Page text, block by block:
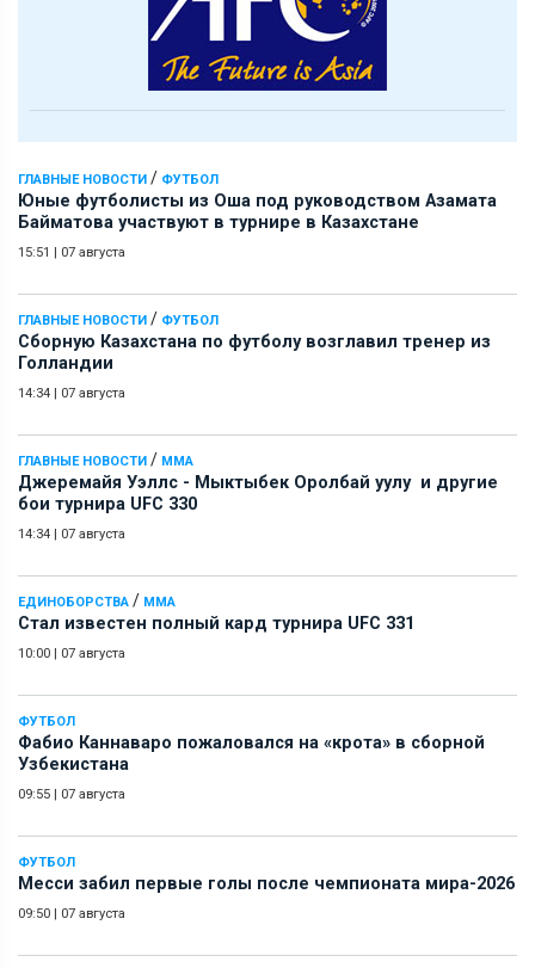
ГЛАВНЫЕ НОВОСТИ / ФУТБОЛ
Юные футболисты из Оша под руководством Азамата
Байматова участвуют в турнире в Казахстане
15:51 | 07 августа
ГЛАВНЫЕ НОВОСТИ / ФУТБОЛ
Сборную Казахстана по футболу возглавил тренер из
Голландии
14:34 | 07 августа
ГЛАВНЫЕ НОВОСТИ / ММА
Джеремайя Уэллс - Мыктыбек Оролбай уулу и другие
бои турнира UFC 330
14:34 | 07 августа
ЕДИНОБОРСТВА / ММА
Стал известен полный кард турнира UFC 331
10:00 | 07 августа
ФУТБОЛ
Фабио Каннаваро пожаловался на «крота» в сборной
Узбекистана
09:55 | 07 августа
ФУТБОЛ
Месси забил первые голы после чемпионата мира-2026
09:50 | 07 августа